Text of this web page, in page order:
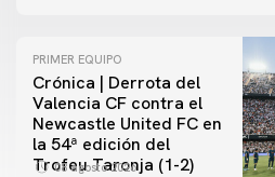
PRIMER EQUIPO
Crónica | Derrota del
Valencia CF contra el
Newcastle United FC en
la 54ª edición del
Trofeu Taronja (1-2)
08 agosto 2026